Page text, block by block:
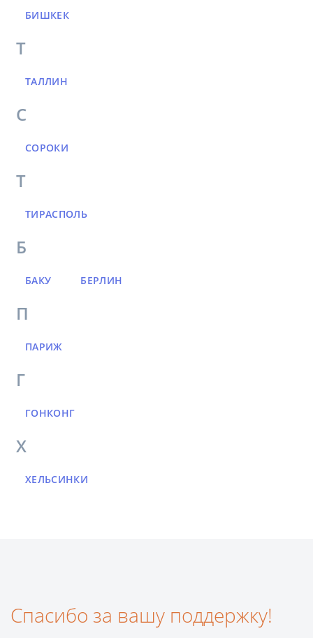
БИШКЕК
Т
ТАЛЛИН
С
СОРОКИ
Т
ТИРАСПОЛЬ
Б
БАКУ БЕРЛИН
П
ПАРИЖ
Г
ГОНКОНГ
Х
ХЕЛЬСИНКИ
Спасибо за вашу поддержку!